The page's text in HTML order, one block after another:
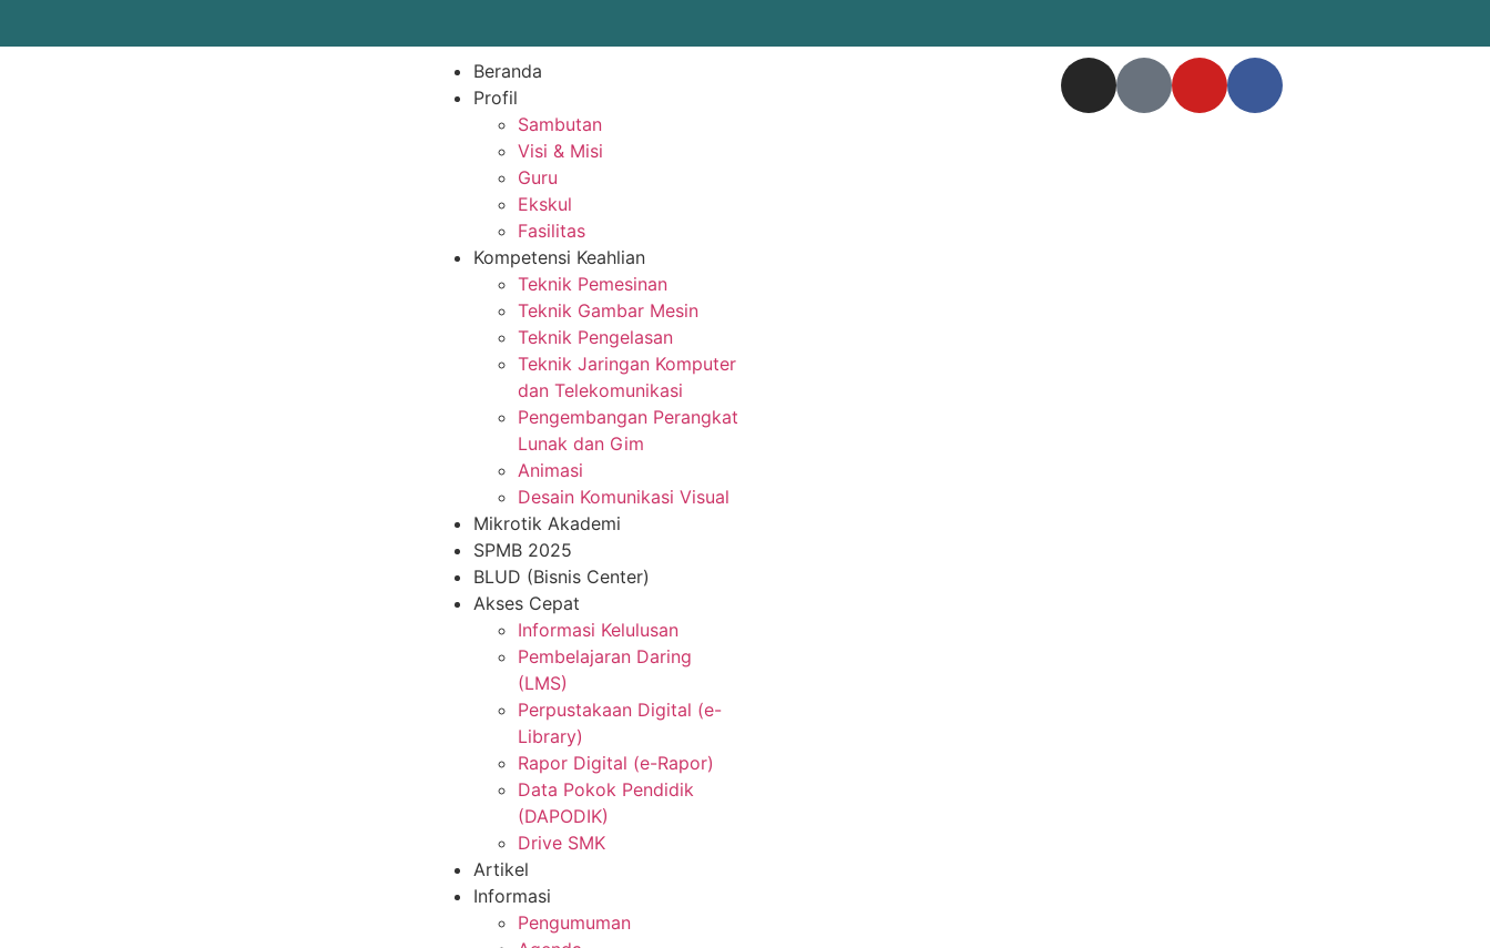
Beranda
Profil
Sambutan
Visi & Misi
Guru
Ekskul
Fasilitas
Kompetensi Keahlian
Teknik Pemesinan
Teknik Gambar Mesin
Teknik Pengelasan
Teknik Jaringan Komputer
dan Telekomunikasi
Pengembangan Perangkat
Lunak dan Gim
Animasi
Desain Komunikasi Visual
Mikrotik Akademi
SPMB 2025
BLUD (Bisnis Center)
Akses Cepat
Informasi Kelulusan
Pembelajaran Daring
(LMS)
Perpustakaan Digital (e-
Library)
Rapor Digital (e-Rapor)
Data Pokok Pendidik
(DAPODIK)
Drive SMK
Artikel
Informasi
Pengumuman